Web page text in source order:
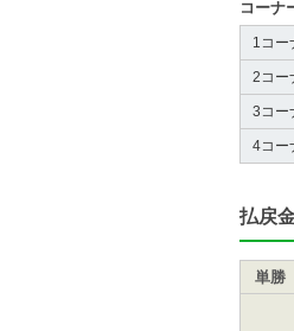
コーナ
1コー
2コー
3コー
4コー
払戻
単勝